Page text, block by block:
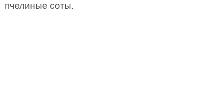
пчелиные соты.